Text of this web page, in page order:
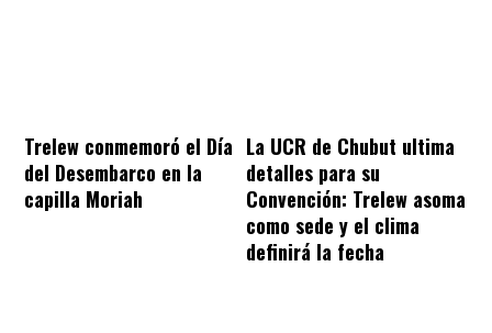
Trelew conmemoró el Día
del Desembarco en la
capilla Moriah
La UCR de Chubut ultima
detalles para su
Convención: Trelew asoma
como sede y el clima
definirá la fecha